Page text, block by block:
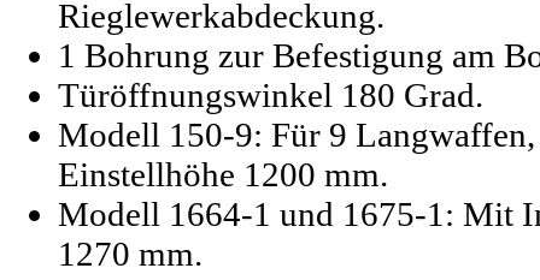
Rieglewerkabdeckung.
1 Bohrung zur Befestigung am
Türöffnungswinkel 180 Grad.
Modell 150-9: Für 9
Einstellhöhe 1200 mm.
Modell 1664-1 und 1675-1: Mit
1270 mm.